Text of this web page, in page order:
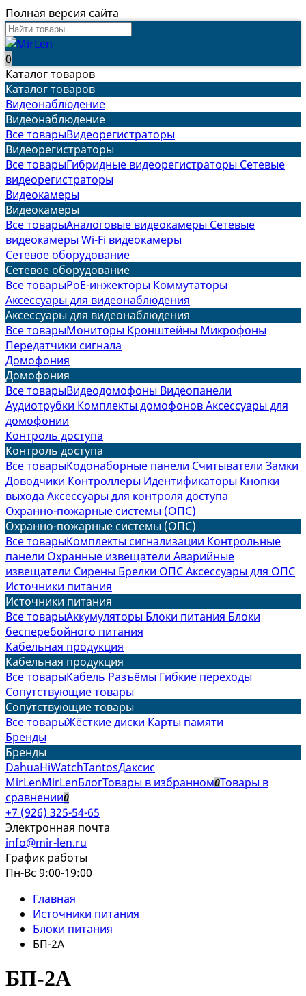
Полная версия сайта
0
Каталог товаров
Каталог товаров
Видеонаблюдение
Видеонаблюдение
Все товарыВидеорегистраторы
Видеорегистраторы
Все товарыГибридные видеорегистраторы Сетевые
видеорегистраторы
Видеокамеры
Видеокамеры
Все товарыАналоговые видеокамеры Сетевые
видеокамерыWi-Fi видеокамеры
Сетевое оборудование
Сетевое оборудование
Все товарыPoE-инжекторы Коммутаторы
Аксессуары для видеонаблюдения
Аксессуары для видеонаблюдения
Все товарыМониторы Кронштейны Микрофоны
Передатчики сигнала
Домофония
Домофония
Все товарыВидеодомофоны Видеопанели
Аудиотрубки Комплекты домофоновАксессуары для
домофонии
Контроль доступа
Контроль доступа
Все товарыКодонаборные панели Считыватели Замки
Доводчики Контроллеры Идентификаторы Кнопки
выхода Аксессуары для контроля доступа
Охранно-пожарные системы (ОПС)
Охранно-пожарные системы (ОПС)
Все товарыКомплекты сигнализации Контрольные
панели Охранные извещатели Аварийные
извещатели Сирены Брелки ОПСАксессуары для ОПС
Источники питания
Источники питания
Все товарыАккумуляторы Блоки питания Блоки
бесперебойного питания
Кабельная продукция
Кабельная продукция
Все товарыКабель Разъёмы Гибкие переходы
Сопутствующие товары
Сопутствующие товары
Все товарыЖёсткие диски Карты памяти
Бренды
Бренды
DahuaHiWatchTantosДаксис
MirLenMirLenБлогТовары в избранном0Товары в
сравнении0
+7 (926) 325-54-65
Электронная почта
info@mir-len.ru
График работы
Пн-Вс 9:00-19:00
Главная
Источники питания
Блоки питания
БП-2А
БП-2А